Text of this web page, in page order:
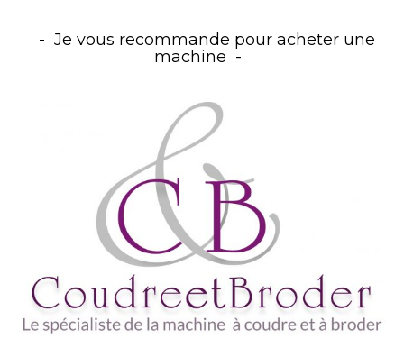
Je vous recommande pour acheter une
machine